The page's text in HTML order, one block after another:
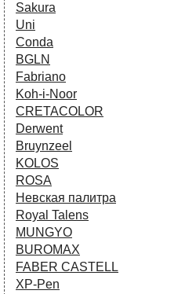
Sakura
Uni
Conda
BGLN
Fabriano
Koh-i-Noor
CRETACOLOR
Derwent
Bruynzeel
KOLOS
ROSA
Невская палитра
Royal Talens
MUNGYO
BUROMAX
FABER CASTELL
XP-Pen